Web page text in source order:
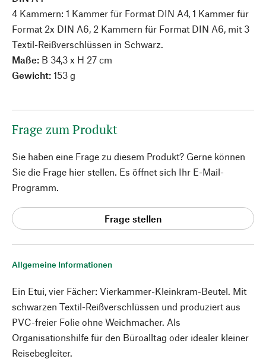
Allgemeine Informationen
Ein Etui, vier Fächer: Vierkammer-Kleinkram-Beutel. Mit
schwarzen Textil-Reißverschlüssen und produziert aus
PVC-freier Folie ohne Weichmacher. Als
Organisationshilfe für den Büroalltag oder idealer kleiner
Reisebegleiter.
4 Kammern: 1 Kammer für Format DIN A4, 1 Kammer für
Format 2x DIN A6, 2 Kammern für Format DIN A6, mit 3
Textil-Reißverschlüssen in Schwarz.
Maße: B 34,3 x H 27 cm
Gewicht: 153 g
Frage zum Produkt
Sie haben eine Frage zu diesem Produkt? Gerne können
Sie die Frage hier stellen. Es öffnet sich Ihr E-Mail-
Programm.
Frage stellen